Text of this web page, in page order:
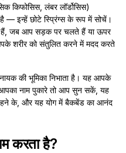
किफोसिस, लंबर लॉर्डोसिस)
है — इन्हें छोटे स्प्रिंग्स के रूप में सोचें।
जब आप सड़क पर चलते हैं या ऊपर
शरीर को संतुलित करने में मदद करते
की भूमिका निभाता है। यह आपके
आपका नाम पुकारे तो आप सुन सकें, यह
के, और यह योग में बैकबेंड का आनंद
करता है?